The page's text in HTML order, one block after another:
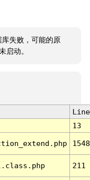
失败，可能的原
启动。
Line
13
1548
211